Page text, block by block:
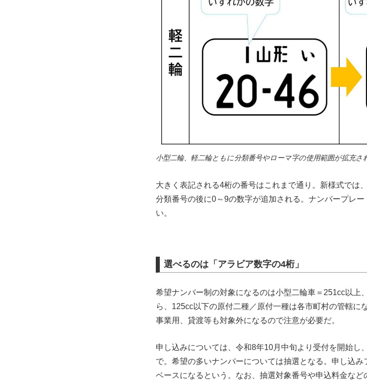
小型二輪、軽二輪ともに分類番号やローマ字の使用範囲が拡充さ
大きく表記される4桁の番号はこれまで通り。新様式では
分類番号の後に0～9の数字が追加される。ナンバープレ
い。
選べるのは「アラビア数字の4桁」
希望ナンバー制の対象になるのは小型二輪車＝251cc以上
ら、125cc以下の原付二種／原付一種は各市町村の管轄に
事業用、貸渡等も対象外になるので注意が必要だ。
申し込みについては、令和8年10月中旬より受付を開始し
で。希望の多いナンバーについては抽選となる。申し込
ベースになるという。なお、抽選対象番号や申込料金な